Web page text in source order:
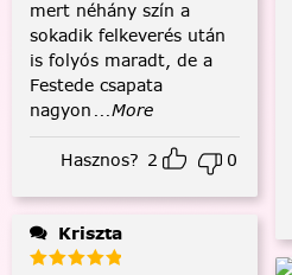
mert néhány szín a
sokadik felkeverés után
is folyós maradt, de a
Festede csapata
nagyon ...More
Hasznos? 2 0
Kriszta